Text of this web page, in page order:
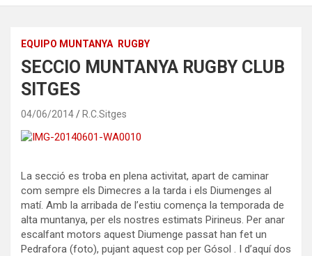
EQUIPO MUNTANYA RUGBY
SECCIO MUNTANYA RUGBY CLUB
SITGES
04/06/2014 R.C.Sitges
La secció es troba en plena activitat, apart de caminar
com sempre els Dimecres a la tarda i els Diumenges al
matí. Amb la arribada de l’estiu comença la temporada de
alta muntanya, per els nostres estimats Pirineus. Per anar
escalfant motors aquest Diumenge passat han fet un
Pedrafora (foto), pujant aquest cop per Gósol . I d’aquí dos